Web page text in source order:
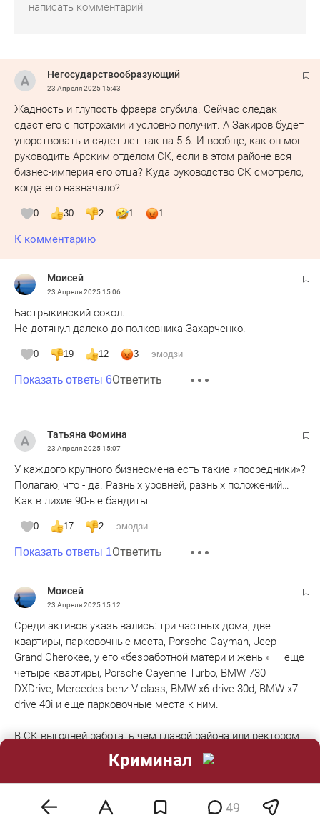
Негосударствообразующий
23 Апреля 202515:43
Жадность и глупость фраера сгубила. Сейчас следак
сдаст его с потрохами и условно получит. А Закиров будет
упорствовать и сядет лет так на 5-6. И вообще, как он мог
руководить Арским отделом СК, если в этом районе вся
бизнес-империя его отца? Куда руководство СК смотрело,
когда его назначало?
0 30 2 1 1
К комментарию
Моисей
23 Апреля 202515:06
Бастрыкинский сокол...
Не дотянул далеко до полковника Захарченко.
0 19 12 3 эмодзи
Показать ответы 6Ответить
Татьяна Фомина
23 Апреля 202515:07
У каждого крупного бизнесмена есть такие «посредники»?
Полагаю, что - да. Разных уровней, разных положений…
Как в лихие 90-ые бандиты
0 17 2 эмодзи
Показать ответы 1Ответить
Моисей
23 Апреля 202515:12
Среди активов указывались: три частных дома, две
квартиры, парковочные места, Porsche Cayman, Jeep
Grand Cherokee, у его «безработной матери и жены» — еще
четыре квартиры, Porsche Cayenne Turbo, BMW 730
DXDrive, Mercedes-benz V-class, BMW х6 drive 30d, BMW х7
drive 40i и еще парковочные места к ним.
В СК выгодней работать чем главой района или ректором
Показать ответы 2 Ответить 49
Криминал